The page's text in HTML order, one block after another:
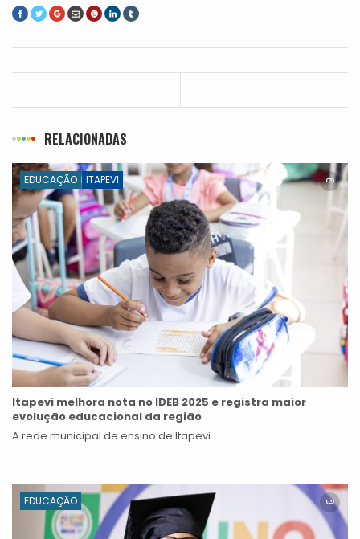
RELACIONADAS
EDUCAÇÃO ITAPEVI
Itapevi melhora nota no IDEB 2025 e registra maior
evolução educacional da região
A rede municipal de ensino de Itapevi
EDUCAÇÃO